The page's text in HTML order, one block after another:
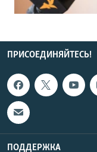
ПРИСОЕДИНЯЙТЕСЬ!
ПОДДЕРЖКА